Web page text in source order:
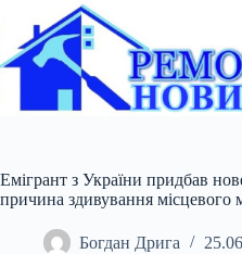
вмісту
Емігрант з України придбав
причина здивування місцевого
Богдан Дрига